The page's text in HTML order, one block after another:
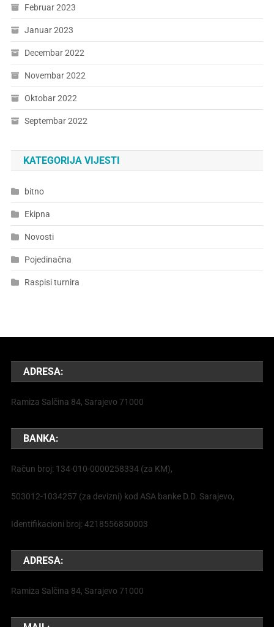
Februar 2023
Januar 2023
Decembar 2022
Novembar 2022
Oktobar 2022
Septembar 2022
KATEGORIJA VIJESTI
bitno
Ekipna
Novosti
Pojedinačna
Raspisi turnira
ADRESA:
Ramiza Salčina 84, Sarajevo 71000
BANKA:
Račun broj: 134-010-0000258334 (za KM),
503012-1034257 (za devizni) kod ASA banke D.D. Sarajevo,
Identifikacioni broj: 4218556850003
ADRESA:
Ramiza Salčina 84, Sarajevo 71000